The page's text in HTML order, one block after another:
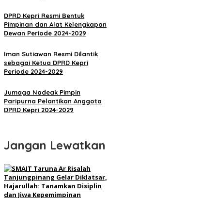
DPRD Kepri Resmi Bentuk
Pimpinan dan Alat Kelengkapan
Dewan Periode 2024-2029
Iman Sutiawan Resmi Dilantik
sebagai Ketua DPRD Kepri
Periode 2024-2029
Jumaga Nadeak Pimpin
Paripurna Pelantikan Anggota
DPRD Kepri 2024-2029
Jangan Lewatkan